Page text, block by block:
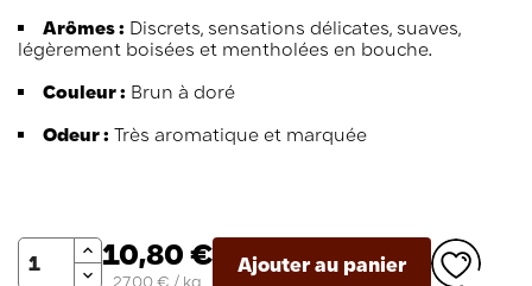
Arômes : Discrets, sensations délicates, suaves,
légèrement boisées et mentholées en bouche.
Couleur : Brun à doré
Odeur : Très aromatique et marquée
Quantité 10,80 €
27,00 € / kg
Ajouter au panier